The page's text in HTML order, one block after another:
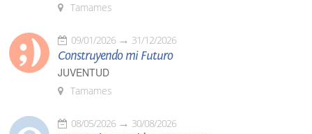
Tamames
09/01/2026 31/12/2026
Construyendo mi Futuro
JUVENTUD
Tamames
08/05/2026 30/08/2026